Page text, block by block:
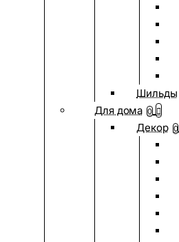
Шильды
Для дома 0
Декор 0